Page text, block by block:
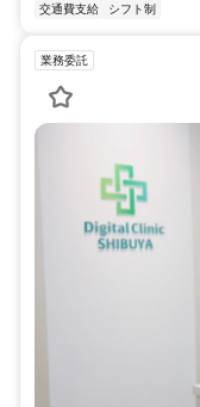
交通費支給 シフト制
業務委託